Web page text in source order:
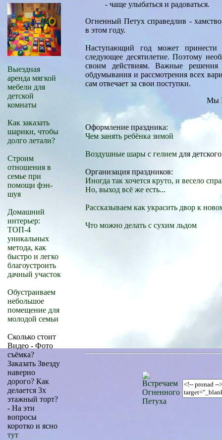
Выездная
аренда мягкой
мебели для
детской
комнаты
Как заказать
шарики, чтобы
долго летали?
Строим
отношения в
семье при
помощи фэн-
шуя
Домашний
интерьер:
ТОП-4
уникальных
метода, как
быстро и легко
благоустроить
дачный участок
Обустраиваем
небольшое
помещение для
молодой семьи
Сколько стоит
Видео - Фото
съёмка?
Заказать Звезду
наверно
дорого? Как
делается 3х
этажный торт?
- На эти
вопросы
коротко и ясно
тут
- чаще улыбаться и радоваться.
Огненный Петух справедлив -
в этом году.
Наступающий год может принести
следующее десятилетие. Поэтому
своим действиям. Важные решения
обдумывания и рассмотрения всех
сам отвечает за свои поступки.
Мы
Оформление праздника:
Чем занять ребёнка зимой
Воздушные шары с гелием для
Организация праздников:
Иногда так хочется круто, и весело
Но, выход всё же есть...
Рассказываем как украсить двор к
Что можно делать с сухим льдом